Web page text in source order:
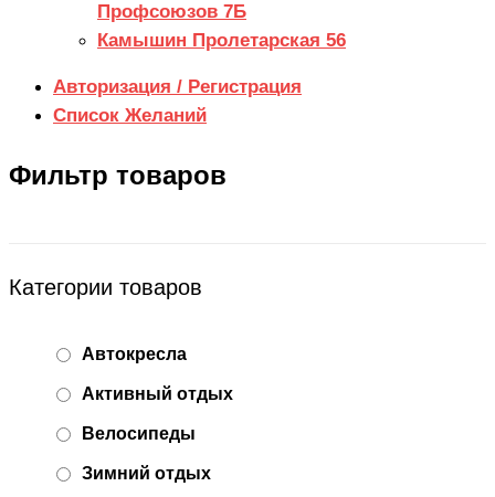
Профсоюзов 7Б
Камышин Пролетарская 56
Авторизация / Регистрация
Список Желаний
Фильтр товаров
Категории товаров
Автокресла
Активный отдых
Велосипеды
Зимний отдых